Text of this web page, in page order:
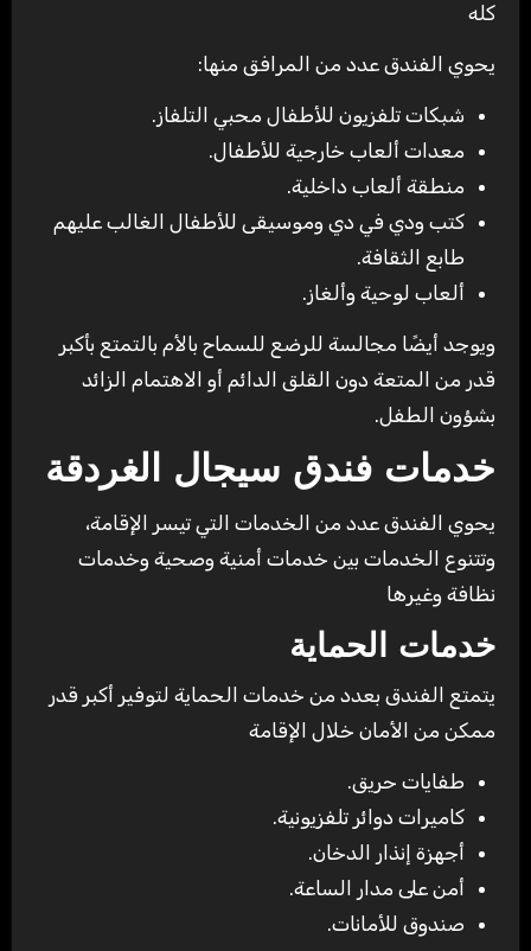
كله
يحوي الفندق عدد من المرافق منها:
شبكات تلفزيون للأطفال محبي التلفاز.
معدات ألعاب خارجية للأطفال.
منطقة ألعاب داخلية.
كتب ودي في دي وموسيقى للأطفال الغالب عليهم
طابع الثقافة.
ألعاب لوحية وألغاز.
ويوجد أيضًا مجالسة للرضع للسماح بالأم بالتمتع بأكبر
قدر من المتعة دون القلق الدائم أو الاهتمام الزائد
بشؤون الطفل.
خدمات فندق سيجال الغردقة
يحوي الفندق عدد من الخدمات التي تيسر الإقامة،
وتتنوع الخدمات بين خدمات أمنية وصحية وخدمات
نظافة وغيرها
خدمات الحماية
يتمتع الفندق بعدد من خدمات الحماية لتوفير أكبر قدر
ممكن من الأمان خلال الإقامة
طفايات حريق.
كاميرات دوائر تلفزيونية.
أجهزة إنذار الدخان.
أمن على مدار الساعة.
صندوق للأمانات.